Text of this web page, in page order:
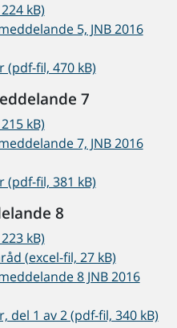
kB)
5, JNB 2016
(pdf-fil, 470 kB)
7
kB)
7, JNB 2016
(pdf-fil, 381 kB)
8
kB)
(excel-fil, 27 kB)
8 JNB 2016
del 1 av 2 (pdf-fil, 340 kB)